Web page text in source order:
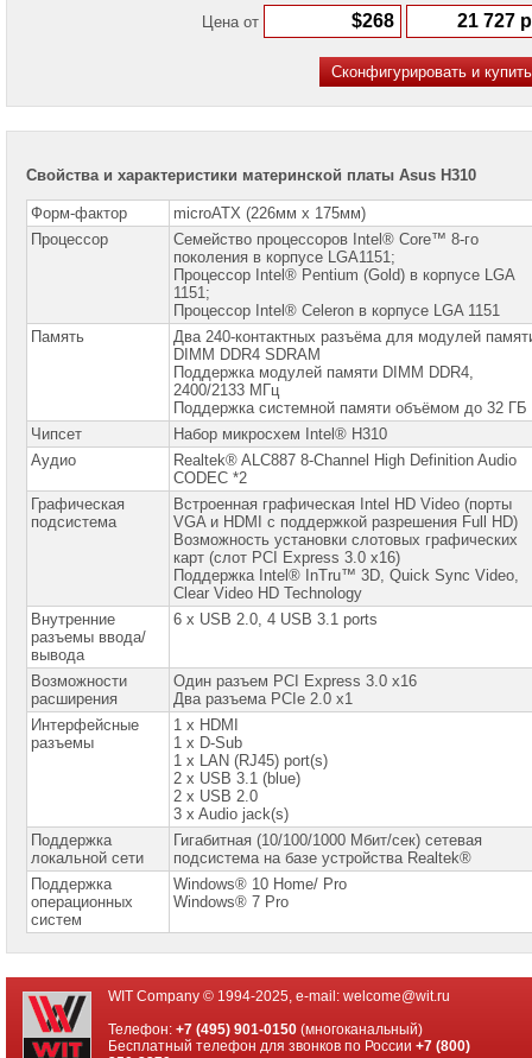
768-
WhatsApp:
+7
Viber:
Александр
Крюков
Mobile:
+7
(916)
+7
(916)
158-
0005
WhatsApp:
+7
(916)
Цена от
Свойства и характеристики материнской платы Asus H310
Форм-фактор
microATX (226мм х 175мм)
Процессор
Семейство процессоров Intel® Core™ 8-го
поколения в корпусе LGA1151;
Процессор Intel® Pentium (Gold) в корпусе LGA
1151;
Процессор Intel® Celeron в корпусе LGA 1151
Память
Два 240-контактных разъёма для модулей
DIMM DDR4 SDRAM
Поддержка модулей памяти DIMM DDR4,
2400/2133 МГц
Поддержка системной памяти объёмом до 32 ГБ
Чипсет
Набор микросхем Intel® H310
Аудио
Realtek® ALC887 8-Channel High Definition Audio
CODEC *2
Графическая
подсистема
Встроенная графическая Intel HD Video (порты
VGA и HDMI с поддержкой разрешения Full HD)
Возможность установки слотовых графических
карт (слот PCI Express 3.0 x16)
Поддержка Intel® InTru™ 3D, Quick Sync Video,
Clear Video HD Technology
Внутренние
разъемы ввода/
вывода
6 x USB 2.0, 4 USB 3.1 ports
Возможности
расширения
Один разъем PCI Express 3.0 x16
Два разъема PCIe 2.0 x1
Интерфейсные
разъемы
1 x HDMI
1 x D-Sub
1 x LAN (RJ45) port(s)
2 x USB 3.1 (blue)
2 x USB 2.0
3 x Audio jack(s)
Поддержка
локальной сети
Гигабитная (10/100/1000 Мбит/сек) сетевая
подсистема на базе устройства Realtek®
Поддержка
операционных
систем
Windows® 10 Home/ Pro
Windows® 7 Pro
WIT Company © 1994-2025, e-mail: welcome@wit.ru
Телефон:+7 (495) 901-0150 (многоканальный)
Бесплатный телефон для звонков по России+7 (800)